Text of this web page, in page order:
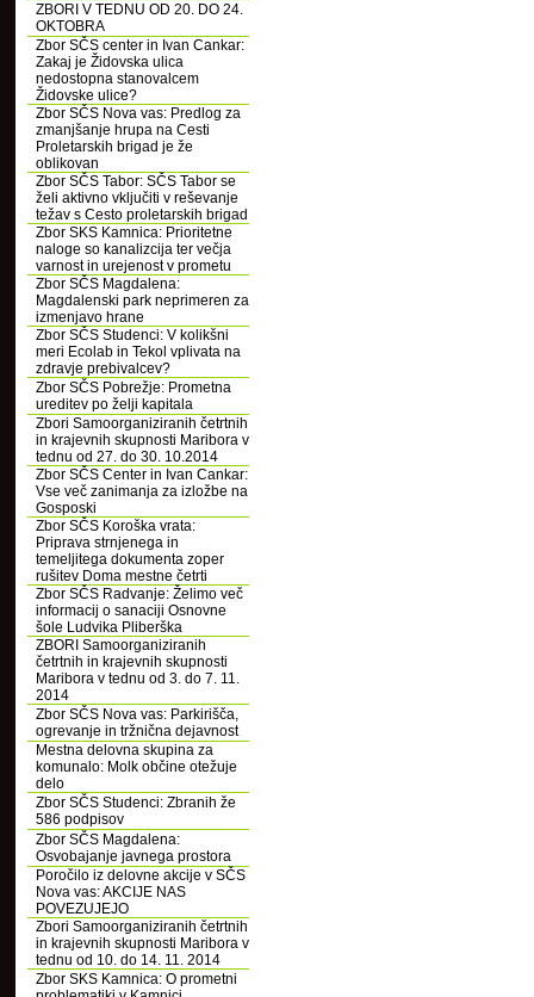
ZBORI V TEDNU OD 20. DO 24.
OKTOBRA
Zbor SČS center in Ivan Cankar:
Zakaj je Židovska ulica
nedostopna stanovalcem
Židovske ulice?
Zbor SČS Nova vas: Predlog za
zmanjšanje hrupa na Cesti
Proletarskih brigad je že
oblikovan
Zbor SČS Tabor: SČS Tabor se
želi aktivno vključiti v reševanje
težav s Cesto proletarskih brigad
Zbor SKS Kamnica: Prioritetne
naloge so kanalizcija ter večja
varnost in urejenost v prometu
Zbor SČS Magdalena:
Magdalenski park neprimeren za
izmenjavo hrane
Zbor SČS Studenci: V kolikšni
meri Ecolab in Tekol vplivata na
zdravje prebivalcev?
Zbor SČS Pobrežje: Prometna
ureditev po želji kapitala
Zbori Samoorganiziranih četrtnih
in krajevnih skupnosti Maribora v
tednu od 27. do 30. 10.2014
Zbor SČS Center in Ivan Cankar:
Vse več zanimanja za izložbe na
Gosposki
Zbor SČS Koroška vrata:
Priprava strnjenega in
temeljitega dokumenta zoper
rušitev Doma mestne četrti
Zbor SČS Radvanje: Želimo več
informacij o sanaciji Osnovne
šole Ludvika Pliberška
ZBORI Samoorganiziranih
četrtnih in krajevnih skupnosti
Maribora v tednu od 3. do 7. 11.
2014
Zbor SČS Nova vas: Parkirišča,
ogrevanje in tržnična dejavnost
Mestna delovna skupina za
komunalo: Molk občine otežuje
delo
Zbor SČS Studenci: Zbranih že
586 podpisov
Zbor SČS Magdalena:
Osvobajanje javnega prostora
Poročilo iz delovne akcije v SČS
Nova vas: AKCIJE NAS
POVEZUJEJO
Zbori Samoorganiziranih četrtnih
in krajevnih skupnosti Maribora v
tednu od 10. do 14. 11. 2014
Zbor SKS Kamnica: O prometni